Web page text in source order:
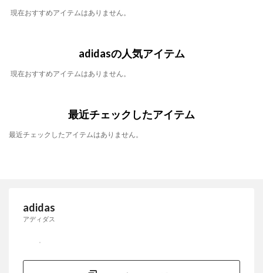
現在おすすめアイテムはありません。
adidasの人気アイテム
現在おすすめアイテムはありません。
最近チェックしたアイテム
最近チェックしたアイテムはありません。
adidas
アディダス